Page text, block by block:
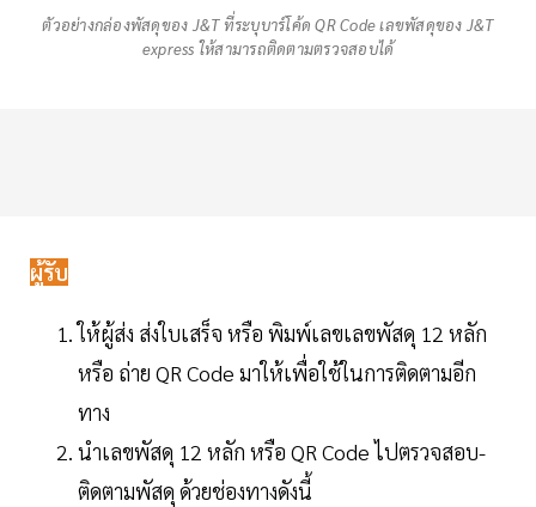
ตัวอย่างกล่องพัสดุของ J&T ที่ระบุบาร์โค้ด QR Code เลขพัสดุของ J&T
express ให้สามารถติดตามตรวจสอบได้
ผู้รับ
ให้ผู้ส่ง ส่งใบเสร็จ หรือ พิมพ์เลขเลขพัสดุ 12 หลัก
หรือ ถ่าย QR Code มาให้เพื่อใช้ในการติดตามอีก
ทาง
นำเลขพัสดุ 12 หลัก หรือ QR Code ไปตรวจสอบ-
ติดตามพัสดุ ด้วยช่องทางดังนี้